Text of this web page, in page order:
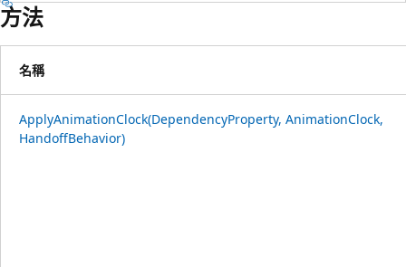
方法
名稱
ApplyAnimationClock(DependencyProperty, AnimationClock,
HandoffBehavior)